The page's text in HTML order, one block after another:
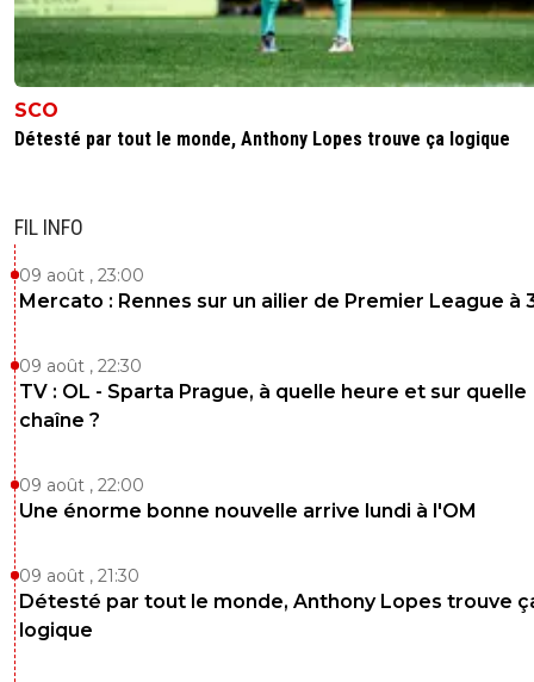
SCO
Détesté par tout le monde, Anthony Lopes trouve ça logique
FIL INFO
09 août , 23:00
Mercato : Rennes sur un ailier de Premier League à
09 août , 22:30
TV : OL - Sparta Prague, à quelle heure et sur quelle
chaîne ?
09 août , 22:00
Une énorme bonne nouvelle arrive lundi à l'OM
09 août , 21:30
Détesté par tout le monde, Anthony Lopes trouve
logique